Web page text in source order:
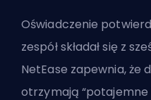
Oświadczenie
zespół składał się z
NetEase zapewnia,
otrzymają